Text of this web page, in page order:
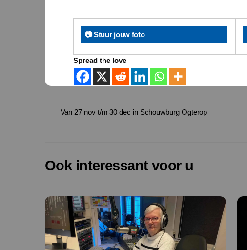
📷 Stuur jouw foto
Spread the love
Van 27 nov t/m 30 dec in Schouwburg Ogterop
Ook interessant voor u